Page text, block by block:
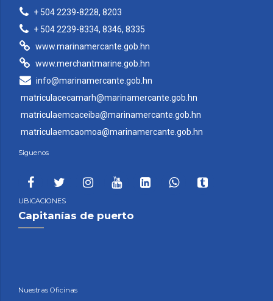
+ 504 2239-8228, 8203
+ 504 2239-8334, 8346, 8335
www.marinamercante.gob.hn
www.merchantmarine.gob.hn
info@marinamercante.gob.hn
matriculacecamarh@marinamercante.gob.hn
matriculaemcaceiba@marinamercante.gob.hn
matriculaemcaomoa@marinamercante.gob.hn
Siguenos
UBICACIONES
Capitanías de puerto
Nuestras Oficinas